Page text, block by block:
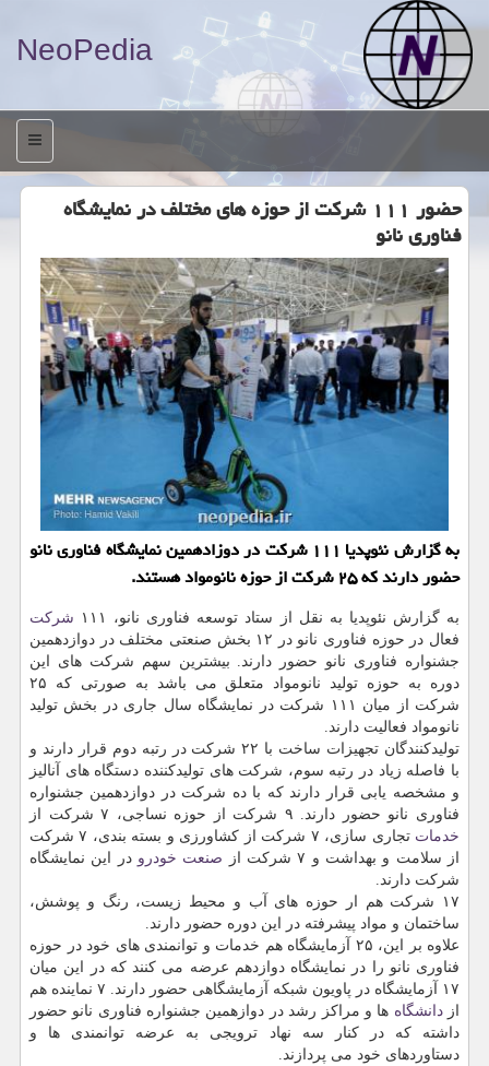
NeoPedia
منو
حضور ۱۱۱ شركت از حوزه های مختلف در نمایشگاه
فناوری نانو
به گزارش نئوپدیا ۱۱۱ شركت در دوزادهمین نمایشگاه فناوری نانو
حضور دارند كه ۲۵ شركت از حوزه نانومواد هستند.
به گزارش نئوپدیا به نقل از ستاد توسعه فناوری نانو، ۱۱۱
شركت
فعال در حوزه فناوری نانو در ۱۲ بخش صنعتی مختلف در دوازدهمین
جشنواره فناوری نانو حضور دارند. بیشترین سهم شركت های این
دوره به حوزه تولید نانومواد متعلق می باشد به صورتی كه ۲۵
شركت از میان ۱۱۱ شركت در نمایشگاه سال جاری در بخش تولید
نانومواد فعالیت دارند.
تولیدكنندگان تجهیزات ساخت با ۲۲ شركت در رتبه دوم قرار دارند و
با فاصله زیاد در رتبه سوم، شركت های تولیدكننده دستگاه های آنالیز
و مشخصه یابی قرار دارند كه با ده شركت در دوازدهمین جشنواره
فناوری نانو حضور دارند. ۹ شركت از حوزه نساجی، ۷ شركت از
خدمات
تجاری سازی، ۷ شركت از كشاورزی و بسته بندی، ۷ شركت
از سلامت و بهداشت و ۷ شركت از
صنعت خودرو در این نمایشگاه
شركت دارند.
۱۷ شركت هم ار حوزه های آب و محیط زیست، رنگ و پوشش،
ساختمان و مواد پیشرفته در این دوره حضور دارند.
علاوه بر این، ۲۵ آزمایشگاه هم خدمات و توانمندی های خود در حوزه
فناوری نانو را در نمایشگاه دوازدهم عرضه می كنند كه در این میان
۱۷ آزمایشگاه در پاویون شبكه آزمایشگاهی حضور دارند. ۷ نماینده هم
ازدانشگاه ها و مراكز رشد در دوازهمین جشنواره فناوری نانو حضور
داشته كه در كنار سه نهاد ترویجی به عرضه توانمندی ها و
دستاوردهای خود می پردازند.